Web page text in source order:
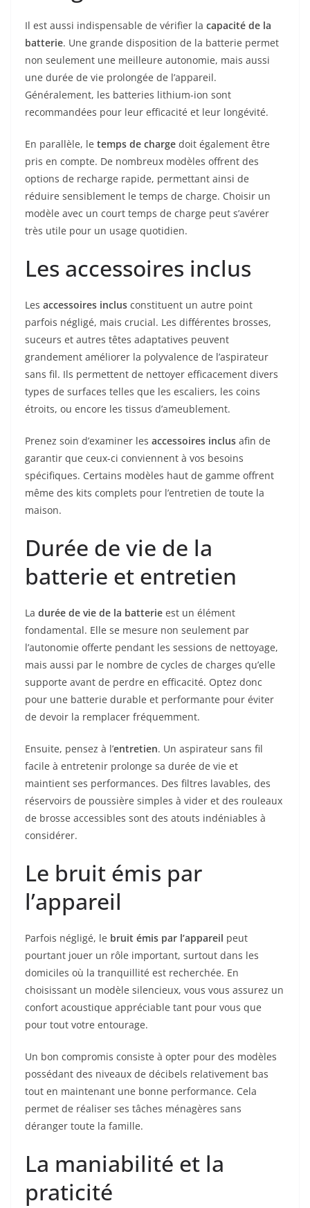
Il est aussi indispensable de vérifier la capacité de la
batterie. Une grande disposition de la batterie permet
non seulement une meilleure autonomie, mais aussi
une durée de vie prolongée de l’appareil.
Généralement, les batteries lithium-ion sont
recommandées pour leur efficacité et leur longévité.
En parallèle, le temps de charge doit également être
pris en compte. De nombreux modèles offrent des
options de recharge rapide, permettant ainsi de
réduire sensiblement le temps de charge. Choisir un
modèle avec un court temps de charge peut s’avérer
très utile pour un usage quotidien.
Les accessoires inclus
Les accessoires inclus constituent un autre point
parfois négligé, mais crucial. Les différentes brosses,
suceurs et autres têtes adaptatives peuvent
grandement améliorer la polyvalence de l’aspirateur
sans fil. Ils permettent de nettoyer efficacement divers
types de surfaces telles que les escaliers, les coins
étroits, ou encore les tissus d’ameublement.
Prenez soin d’examiner les accessoires inclus afin de
garantir que ceux-ci conviennent à vos besoins
spécifiques. Certains modèles haut de gamme offrent
même des kits complets pour l’entretien de toute la
maison.
Durée de vie de la
batterie et entretien
La durée de vie de la batterie est un élément
fondamental. Elle se mesure non seulement par
l’autonomie offerte pendant les sessions de nettoyage,
mais aussi par le nombre de cycles de charges qu’elle
supporte avant de perdre en efficacité. Optez donc
pour une batterie durable et performante pour éviter
de devoir la remplacer fréquemment.
Ensuite, pensez à l’entretien. Un aspirateur sans fil
facile à entretenir prolonge sa durée de vie et
maintient ses performances. Des filtres lavables, des
réservoirs de poussière simples à vider et des rouleaux
de brosse accessibles sont des atouts indéniables à
considérer.
Le bruit émis par
l’appareil
Parfois négligé, le bruit émis par l’appareil peut
pourtant jouer un rôle important, surtout dans les
domiciles où la tranquillité est recherchée. En
choisissant un modèle silencieux, vous vous assurez un
confort acoustique appréciable tant pour vous que
pour tout votre entourage.
Un bon compromis consiste à opter pour des modèles
possédant des niveaux de décibels relativement bas
tout en maintenant une bonne performance. Cela
permet de réaliser ses tâches ménagères sans
déranger toute la famille.
La maniabilité et la
praticité